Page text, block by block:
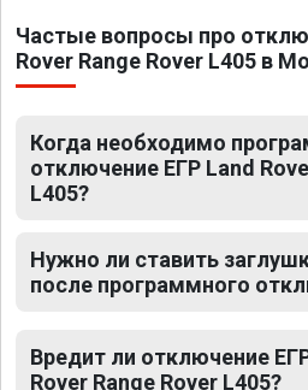
Частые вопросы про
Rover Range Rover L405 в
Когда необходимо
отключение ЕГР Land
L405?
Нужно ли ставить
после программного
Вредит ли отключение
Rover Range Rover L405?